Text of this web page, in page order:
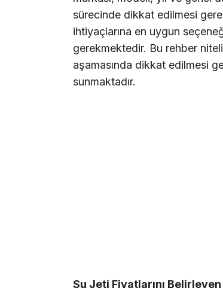
sürecinde dikkat edilmesi
ihtiyaçlarına en uygun
gerekmektedir. Bu rehber
aşamasında dikkat edilmesi
sunmaktadır.
Su Jeti Fiyatlarını